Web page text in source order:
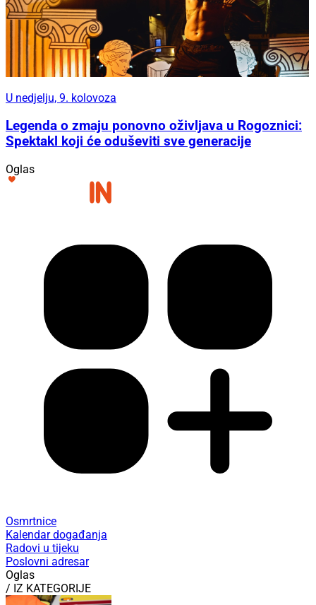
U nedjelju, 9. kolovoza
Legenda o zmaju ponovno oživljava u Rogoznici:
Spektakl koji će oduševiti sve generacije
Oglas
Osmrtnice
Kalendar događanja
Radovi u tijeku
Poslovni adresar
Oglas
/ IZ KATEGORIJE